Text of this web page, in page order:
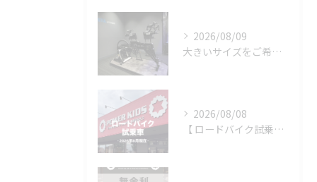
2026/08/09
大きいサイズをご希望のお客様へ
2026/08/08
【 ロードバイク試乗車 】※2026年8月現在